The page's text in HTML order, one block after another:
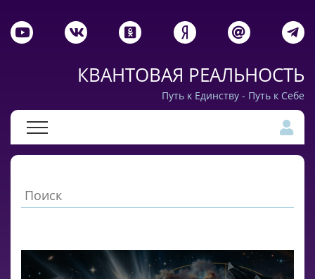
КВАНТОВАЯ РЕАЛЬНОСТЬ
Путь к Единству - Путь к Себе